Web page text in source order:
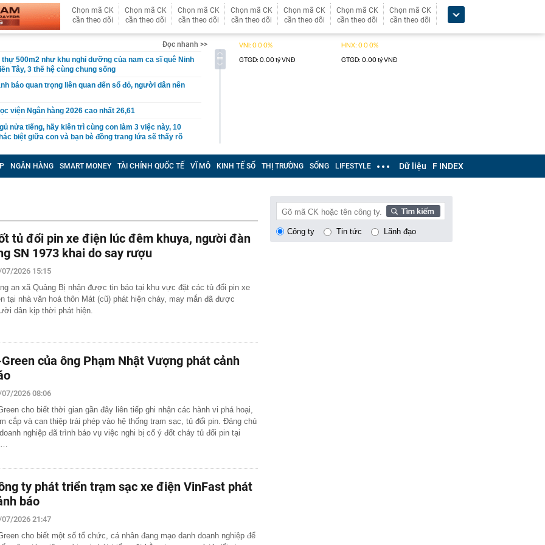
Chọn mã CK
cần theo dõi
Chọn mã CK
cần theo dõi
Chọn mã CK
cần theo dõi
Chọn mã CK
cần theo dõi
Chọn mã CK
cần theo dõi
Chọn mã CK
cần theo dõi
Chọn mã CK
cần theo dõi
Đọc nhanh >>
thự 500m2 như khu nghỉ dưỡng của nam ca sĩ quê Ninh
Tây, 3 thế hệ cùng chung sống
báo quan trọng liên quan đến sổ đỏ, người dân nên
viện Ngân hàng 2026 cao nhất 26,61
nửa tiếng, hãy kiên trì cùng con làm 3 việc này, 10
biệt giữa con và bạn bè đồng trang lứa sẽ thấy rõ
hạ tầng sạc xe điện trên cao tốc Bắc - Nam?
gáy': Bảo Tín Mạnh Hải, Mi Hồng làm ăn ra sao?
giam nguyên Trưởng Ban quản lý chung cư Ngô Anh
Vâu
ra mắt xe tay côn cổ điển 150 cc giá 30 triệu đồng
X và Yamaha Exciter
đầu tiên có ngành đạt điểm chuẩn tuyệt đối 30/30 năm
nối cao tốc TP.HCM - Long Thành sau gần 8 tháng thi
nửa thu nhập, tôi mới hiểu “càng ít tiêu càng tốt” là
muốn tăng sở hữu tại Digiworld
ra đồng, tiết lộ những thói quen duy trì suốt nhiều
việc làm tăng vọt, lộ diện 'ngành hot'
duy trì ở mức cao
nhân Việt từ chối đóng phim Hollywood: Cô gái vàng
nghe tên đã thấy tự hào
bằng số 9 lại khiến bạn mua nhiều hơn?
NGÂN HÀNG SMART MONEY TÀI CHÍNH QUỐC TẾ VĨ MÔ KINH TẾ SỐ THỊ TRƯỜNG SỐNG LIFESTYLE Dữ liệu F INDEX
tủ đổi pin xe điện lúc đêm khuya, người đàn
SN 1973 khai do say rượu
2026 15:15
an xã Quảng Bị nhận được tin báo tại khu vực đặt các tủ đổi pin xe
tại nhà văn hoá thôn Mát (cũ) phát hiện cháy, may mắn đã được
dân kịp thời phát hiện.
của ông Phạm Nhật Vượng phát cảnh
2026 08:06
cho biết thời gian gần đây liên tiếp ghi nhận các hành vi phá hoại,
cắp và can thiệp trái phép vào hệ thống trạm sạc, tủ đổi pin. Đáng chú
nghiệp đã trình báo vụ việc nghi bị cố ý đốt cháy tủ đổi pin tại
ty phát triển trạm sạc xe điện VinFast phát
báo
2026 21:47
cho biết một số tổ chức, cá nhân đang mạo danh doanh nghiệp để
Công ty Tin tức Lãnh đạo